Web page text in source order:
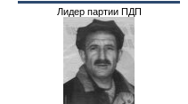
Лидер партии ПДП